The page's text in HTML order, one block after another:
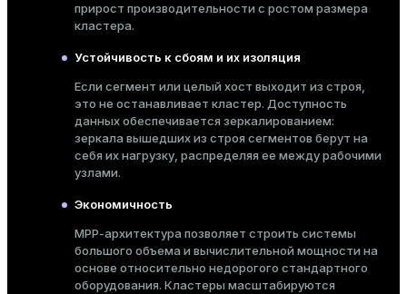
Масштабирование
Горизонтальное: добавление новых узлов
(CPU/RAM) одного сервера
прирост производительности с ростом размера
кластера.
Устойчивость к сбоям и их изоляция
Если сегмент или целый хост выходит из строя,
это не останавливает кластер. Доступность
данных обеспечивается зеркалированием:
зеркала вышедших из строя сегментов берут на
себя их нагрузку, распределяя ее между рабочими
узлами.
Экономичность
MPP-архитектура позволяет строить системы
большого объема и вычислительной мощности на
основе относительно недорогого стандартного
оборудования. Кластеры масштабируются